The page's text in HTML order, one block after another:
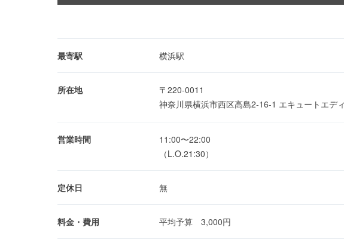
最寄駅 横浜駅
所在地
〒220-0011
神奈川県横浜市西区高島2-16-1 エキュートエデ
営業時間
11:00〜22:00
（L.O.21:30）
定休日 無
料金・費用 平均予算 3,000円